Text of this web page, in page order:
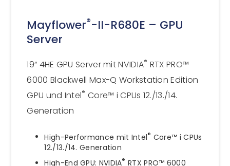
Mayflower®-II-R680E – GPU
Server
19“ 4HE GPU Server mit NVIDIA® RTX PRO™
6000 Blackwell Max-Q Workstation Edition
GPU und Intel® Core™ i CPUs 12./13./14.
Generation
High-Performance mit Intel® Core™ i CPUs
12./13./14. Generation
High-End GPU: NVIDIA® RTX PRO™ 6000